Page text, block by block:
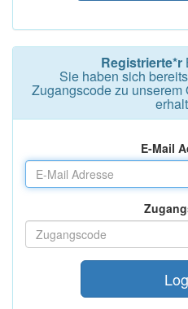
Registrierte*r
Sie haben sich
Zugangscode zu
E-Mail